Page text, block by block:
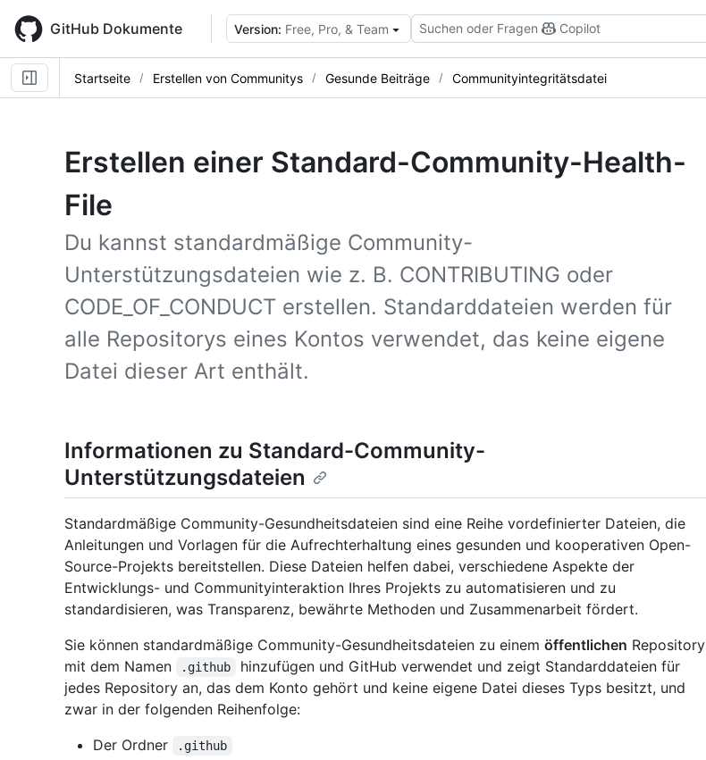
main
content
GitHub Dokumente Version: Free, Pro, & Team Suchen oder Fragen Copilot
Startseite Erstellen von Communitys Gesunde Beiträge Communityintegritätsdatei
Erstellen einer Standard-Community-Health-
File
Du kannst standardmäßige Community-
Unterstützungsdateien wie z. B. CONTRIBUTING oder
CODE_OF_CONDUCT erstellen. Standarddateien werden für
alle Repositorys eines Kontos verwendet, das keine eigene
Datei dieser Art enthält.
Informationen zu Standard-Community-
Unterstützungsdateien
Standardmäßige Community-Gesundheitsdateien sind eine Reihe vordefinierter Dateien, die
Anleitungen und Vorlagen für die Aufrechterhaltung eines gesunden und kooperativen Open-
Source-Projekts bereitstellen. Diese Dateien helfen dabei, verschiedene Aspekte der
Entwicklungs- und Communityinteraktion Ihres Projekts zu automatisieren und zu
standardisieren, was Transparenz, bewährte Methoden und Zusammenarbeit fördert.
Sie können standardmäßige Community-Gesundheitsdateien zu einem öffentlichen Repository
mit dem Namen
.github
hinzufügen und GitHub verwendet und zeigt Standarddateien für
jedes Repository an, das dem Konto gehört und keine eigene Datei dieses Typs besitzt, und
zwar in der folgenden Reihenfolge:
Der Ordner
.github